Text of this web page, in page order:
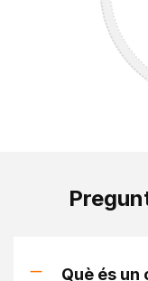
Què és un